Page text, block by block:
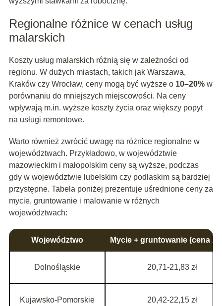
Regionalne różnice w cenach usług
malarskich
Koszty usług malarskich różnią się w zależności od
regionu. W dużych miastach, takich jak Warszawa,
Kraków czy Wrocław, ceny mogą być wyższe o 10–20%w
porównaniu do mniejszych miejscowości. Na ceny
wpływają m.in. wyższe koszty życia oraz większy popyt
na usługi remontowe.
Warto również zwrócić uwagę na różnice regionalne w
województwach. Przykładowo, w województwie
mazowieckim i małopolskim ceny są wyższe, podczas
gdy w województwie lubelskim czy podlaskim są bardziej
przystępne. Tabela poniżej prezentuje uśrednione ceny za
mycie, gruntowanie i malowanie w różnych
województwach:
Województwo Mycie + gruntowanie (cena za
Dolnośląskie 20,71-21,83 zł
Kujawsko-Pomorskie 20,42-22,15 zł